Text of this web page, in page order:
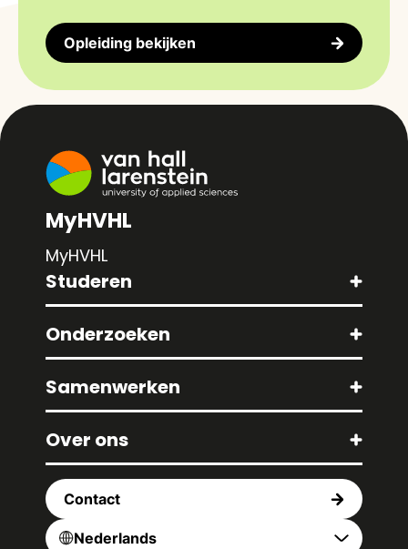
Opleiding bekijken
MyHVHL
MyHVHL
Studeren
Onderzoeken
Samenwerken
Over ons
Contact
Nederlands